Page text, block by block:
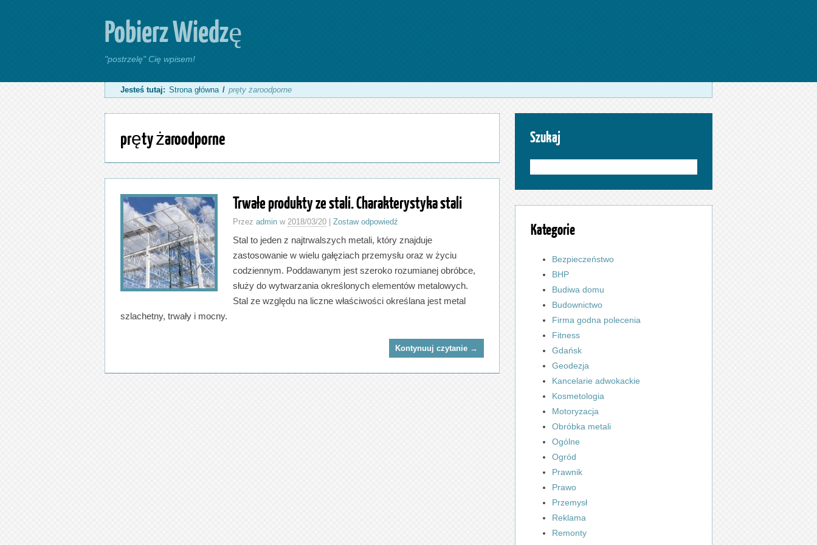
Pobierz Wiedzę
"postrzelę" Cię wpisem!
Jesteś tutaj: Strona główna / pręty żaroodporne
pręty żaroodporne
Trwałe produkty ze stali. Charakterystyka stali
Przez admin w 2018/03/20 Zostaw odpowiedź
Stal to jeden z najtrwalszych metali, który znajduje
zastosowanie w wielu gałęziach przemysłu oraz w życiu
codziennym. Poddawanym jest szeroko rozumianej obróbce,
służy do wytwarzania określonych elementów metalowych.
Stal ze względu na liczne właściwości określana jest metal
szlachetny, trwały i mocny.
Kontynuuj czytanie →
Szukaj
Kategorie
Bezpieczeństwo
BHP
Budiwa domu
Budownictwo
Firma godna polecenia
Fitness
Gdańsk
Geodezja
Kancelarie adwokackie
Kosmetologia
Motoryzacja
Obróbka metali
Ogólne
Ogród
Prawnik
Prawo
Przemysł
Reklama
Remonty